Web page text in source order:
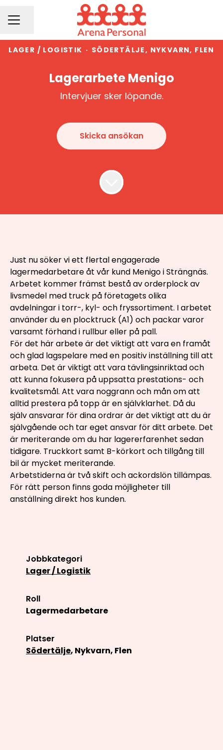
KARRIÄRMENY
Dela sidan
LAGER / LOGISTIK · SÖDERTÄLJE, NYKVARN, FLEN
Lagerarbete Menigo
Intervjuer sker löpande.
Skicka ansökan
Just nu söker vi ett flertal engagerade
lagermedarbetare åt vår kund Menigo i Strängnäs.
Arbetet kommer främst bestå av orderplock av
livsmedel med truck på företagets olika
avdelningar i torr-, kyl- och fryssortiment. I arbetet
använder du en plocktruck (A1) och packar varor
varsamt förhand i rullbur eller på pall.
För det här arbete är det viktigt att vara en framåt
och glad lagspelare med en positiv inställning till att
arbeta. Det är viktigt att vara tävlingsinriktad och
att kunna fokusera på uppsatta prestations- och
kvalitetsmål. Att vara noggrann och mån om att
alltid prestera på topp är en självklarhet. Då du
själv ansvarar för dina ordrar är det viktigt att du är
självgående och tar eget ansvar för ditt arbete. Det
är meriterande om du har lagererfarenhet sedan
tidigare. Truckkort samt B-körkort och tillgång till
bil är mycket meriterande.
Arbetstiderna är två skift och ackordslön tillämpas.
För rätt person finns goda möjligheter till
anställning direkt hos kunden.
Jobbkategori
Lager / Logistik
Roll
Lagermedarbetare
Platser
Södertälje, Nykvarn, Flen